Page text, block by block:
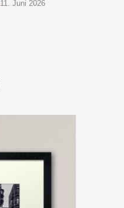
11. Juni 2026